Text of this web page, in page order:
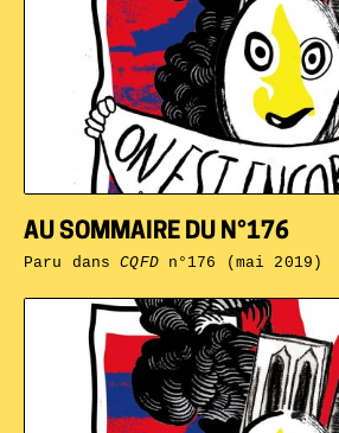
AU SOMMAIRE DU N°176
Paru dansCQFDn°176 (mai 2019)